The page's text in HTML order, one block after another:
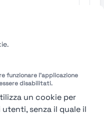
funzionare l'applicazione
disabilitati.
un cookie per
senza il quale il